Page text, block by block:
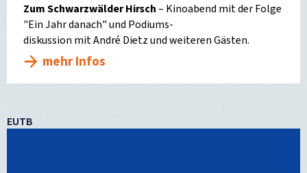
Zum Schwarzwälder Hirsch– Kinoabend mit der Folge
"Ein Jahr danach" und Podiums-
diskussion mit André Dietz und weiteren Gästen.
mehr Infos
EUTB